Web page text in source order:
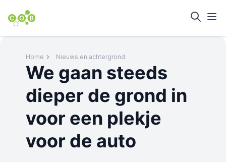
Home Nieuws en achtergrond
We gaan steeds
dieper de grond in
voor een plekje
voor de auto